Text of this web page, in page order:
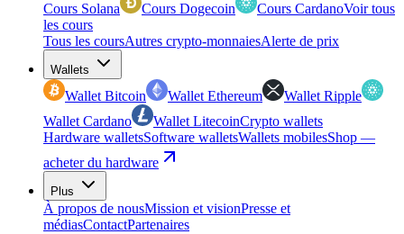
Cours Solana
Cours Dogecoin Cours CardanoVoir tous
les cours
Tous les coursAutres crypto-monnaiesAlerte de prix
Wallets
Wallet Bitcoin Wallet Ethereum
Wallet Ripple
Wallet Cardano
Wallet LitecoinCrypto wallets
Hardware walletsSoftware walletsWallets mobilesShop —
acheter du hardware
Plus
À propos de nousMission et visionPresse et
médiasContactPartenaires